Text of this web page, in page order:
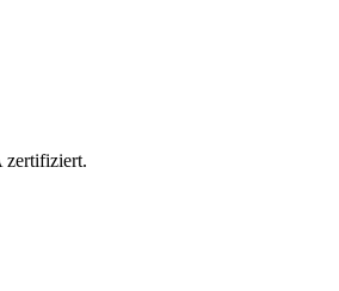
zertifiziert.